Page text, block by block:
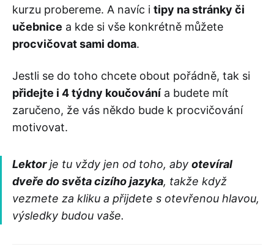
kurzu probereme. A navíc i tipy na stránky či
učebnice a kde si vše konkrétně můžete
procvičovat sami doma.
Jestli se do toho chcete obout pořádně, tak si
přidejte i 4 týdny koučování a budete mít
zaručeno, že vás někdo bude k procvičování
motivovat.
Lektorje tu vždy jen od toho, aby otevíral
dveře do světa cizího jazyka, takže když
vezmete za kliku a přijdete s otevřenou hlavou,
výsledky budou vaše.